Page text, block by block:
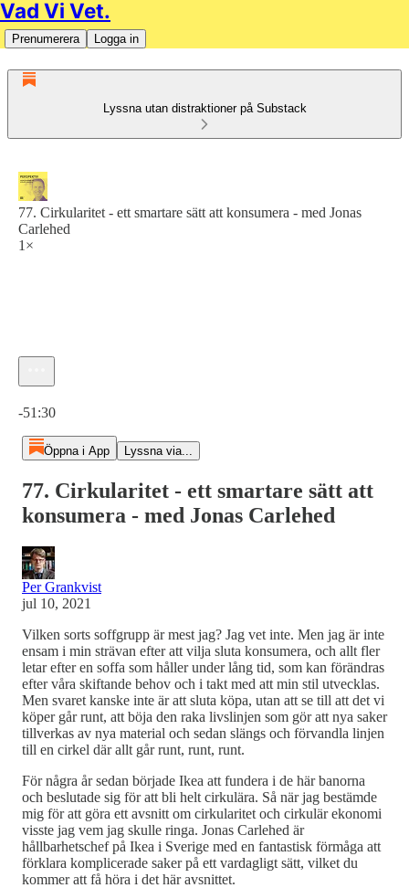
Vad Vi Vet.
Prenumerera Logga in
Lyssna utan distraktioner på Substack
77. Cirkularitet - ett smartare sätt att konsumera - med Jonas
Carlehed
1×
-51:30
Öppna i App Lyssna via...
77. Cirkularitet - ett smartare sätt att
konsumera - med Jonas Carlehed
Per Grankvist
jul 10, 2021
Vilken sorts soffgrupp är mest jag? Jag vet inte. Men jag är inte
ensam i min strävan efter att vilja sluta konsumera, och allt fler
letar efter en soffa som håller under lång tid, som kan förändras
efter våra skiftande behov och i takt med att min stil utvecklas.
Men svaret kanske inte är att sluta köpa, utan att se till att det vi
köper går runt, att böja den raka livslinjen som gör att nya saker
tillverkas av nya material och sedan slängs och förvandla linjen
till en cirkel där allt går runt, runt, runt.
För några år sedan började Ikea att fundera i de här banorna
och beslutade sig för att bli helt cirkulära. Så när jag bestämde
mig för att göra ett avsnitt om cirkularitet och cirkulär ekonomi
visste jag vem jag skulle ringa. Jonas Carlehed är
hållbarhetschef på Ikea i Sverige med en fantastisk förmåga att
förklara komplicerade saker på ett vardagligt sätt, vilket du
kommer att få höra i det här avsnittet.